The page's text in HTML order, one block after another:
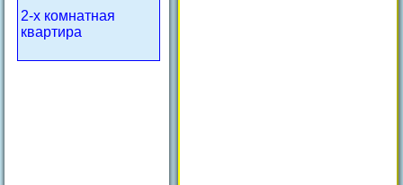
2-х комнатная
квартира